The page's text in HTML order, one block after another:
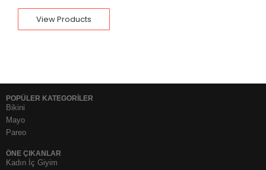
View Products
POPÜLER KATEGORİLER
Bikini
Mayo
Pareo
ÖNE ÇIKANLAR
Kadın İç Giyim